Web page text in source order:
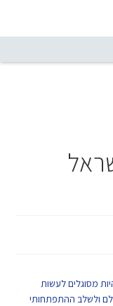
מסוגלים לעשות
ולשלב ההתפתחותי